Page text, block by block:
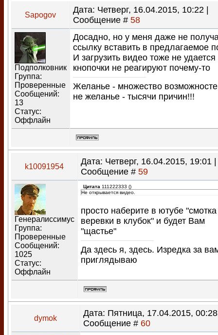
Sapogov
Дата: Четверг, 16.04.2015, 10:22 |
Сообщение # 58
Подполковник
Группа:
Проверенные
Сообщений:
13
Статус:
Оффлайн
Досадно, но у меня даже не
ссылку вставить в предлагаемое
И загрузить видео тоже не удается
кнопочки не реагируют почему-то
Желанье - множество
не желанье - тысячи причин!!!
k10091954
Дата: Четверг, 16.04.2015, 19:01 |
Сообщение # 59
Генералиссимус
Группа:
Проверенные
Сообщений:
1025
Статус:
Оффлайн
Цитата 111222333 ()
Не открывается видео.
просто наберите в ютубе "смотка
веревки в клубок" и будет Вам
"щастье"
Да здесь я, здесь. Изредка за
приглядываю
dymok
Дата: Пятница, 17.04.2015,
Сообщение # 60